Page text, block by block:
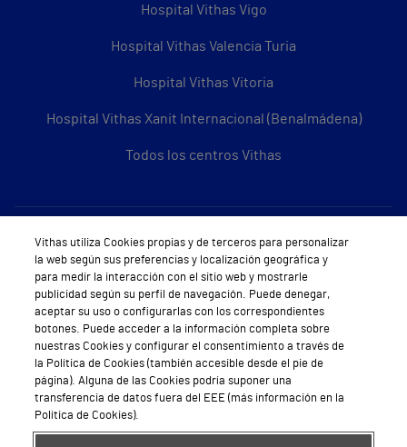
Hospital Vithas Vigo
Hospital Vithas Valencia Turia
Hospital Vithas Vitoria
Hospital Vithas Xanit Internacional (Benalmádena)
Todos los centros Vithas
Sobre Vithas
Quiénes somos
Trabajar en Vithas
Teléfono Cita Médica
Teléfono Atención al Cliente
Política de seguridad y salud en el trabajo
Vithas utiliza Cookies propias y de terceros para personalizar
la web según sus preferencias y localización geográfica y
para medir la interacción con el sitio web y mostrarle
publicidad según su perfil de navegación. Puede denegar,
aceptar su uso o configurarlas con los correspondientes
botones. Puede acceder a la información completa sobre
nuestras Cookies y configurar el consentimiento a través de
la Política de Cookies (también accesible desde el pie de
página). Alguna de las Cookies podría suponer una
transferencia de datos fuera del EEE (más información en la
Política de Cookies).